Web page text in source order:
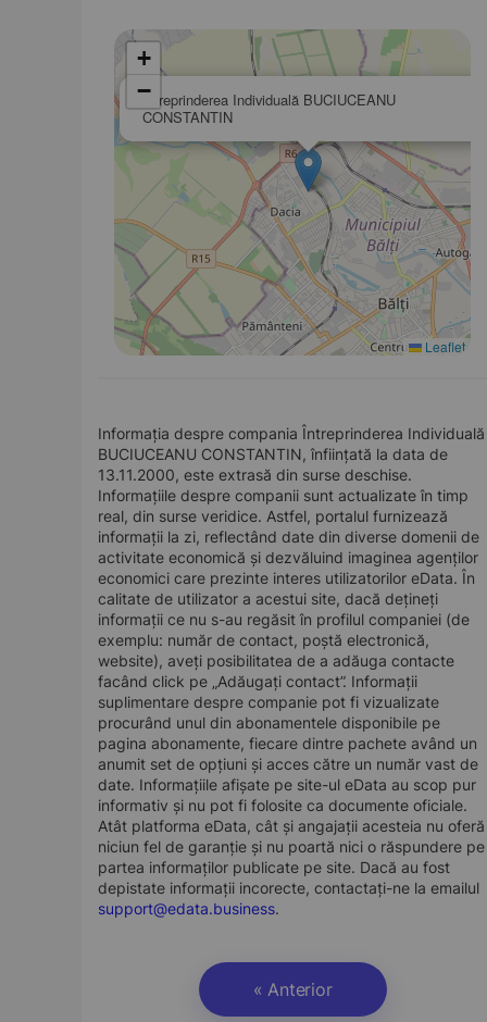
Întreprinderea Individuală BUCIUCEANU
CONSTANTIN
+
−
Leaflet
Informația despre compania Întreprinderea Individuală
BUCIUCEANU CONSTANTIN, înființată la data de
13.11.2000, este extrasă din surse deschise.
Informațiile despre companii sunt actualizate în timp
real, din surse veridice. Astfel, portalul furnizează
informații la zi, reflectând date din diverse domenii de
activitate economică și dezvăluind imaginea agenților
economici care prezinte interes utilizatorilor eData. În
calitate de utilizator a acestui site, dacă dețineți
informații ce nu s-au regăsit în profilul companiei (de
exemplu: număr de contact, poștă electronică,
website), aveți posibilitatea de a adăuga contacte
facând click pe „Adăugați contact”. Informații
suplimentare despre companie pot fi vizualizate
procurând unul din abonamentele disponibile pe
pagina abonamente, fiecare dintre pachete având un
anumit set de opțiuni și acces către un număr vast de
date. Informațiile afișate pe site-ul eData au scop pur
informativ și nu pot fi folosite ca documente oficiale.
Atât platforma eData, cât și angajații acesteia nu oferă
niciun fel de garanție și nu poartă nici o răspundere pe
partea informaților publicate pe site. Dacă au fost
depistate informații incorecte, contactați-ne la emailul
support@edata.business.
« Anterior